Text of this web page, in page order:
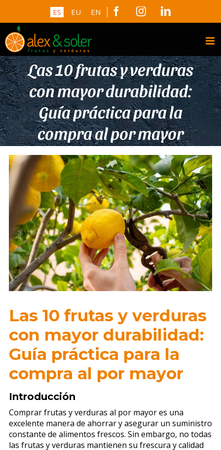
content
FacebookInstagramLinkedIn
EU
ES EN
Las 10 frutas y verduras
con mayor durabilidad:
Guía práctica para la
compra al por mayor
View
Larger
Image
Las 10 frutas y verduras
con mayor durabilidad:
Guía práctica para la
compra al por mayor
Introducción
Comprar frutas y verduras al por mayor es una
excelente manera de ahorrar y asegurar un suministro
constante de alimentos frescos. Sin embargo, no todas
las frutas y verduras mantienen su frescura y calidad